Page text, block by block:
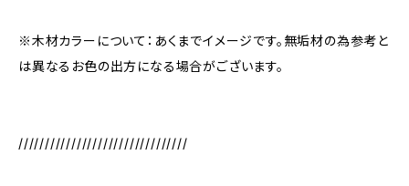
※木材カラーについて：あくまでイメージです。無垢材の為参考と
は異なるお色の出方になる場合がございます。
////////////////////////////////